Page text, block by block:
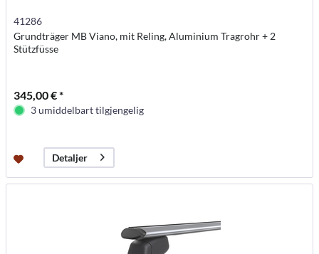
41286
Grundträger MB Viano, mit Reling, Aluminium Tragrohr + 2
Stützfüsse
345,00 € *
3 umiddelbart tilgjengelig
Detaljer